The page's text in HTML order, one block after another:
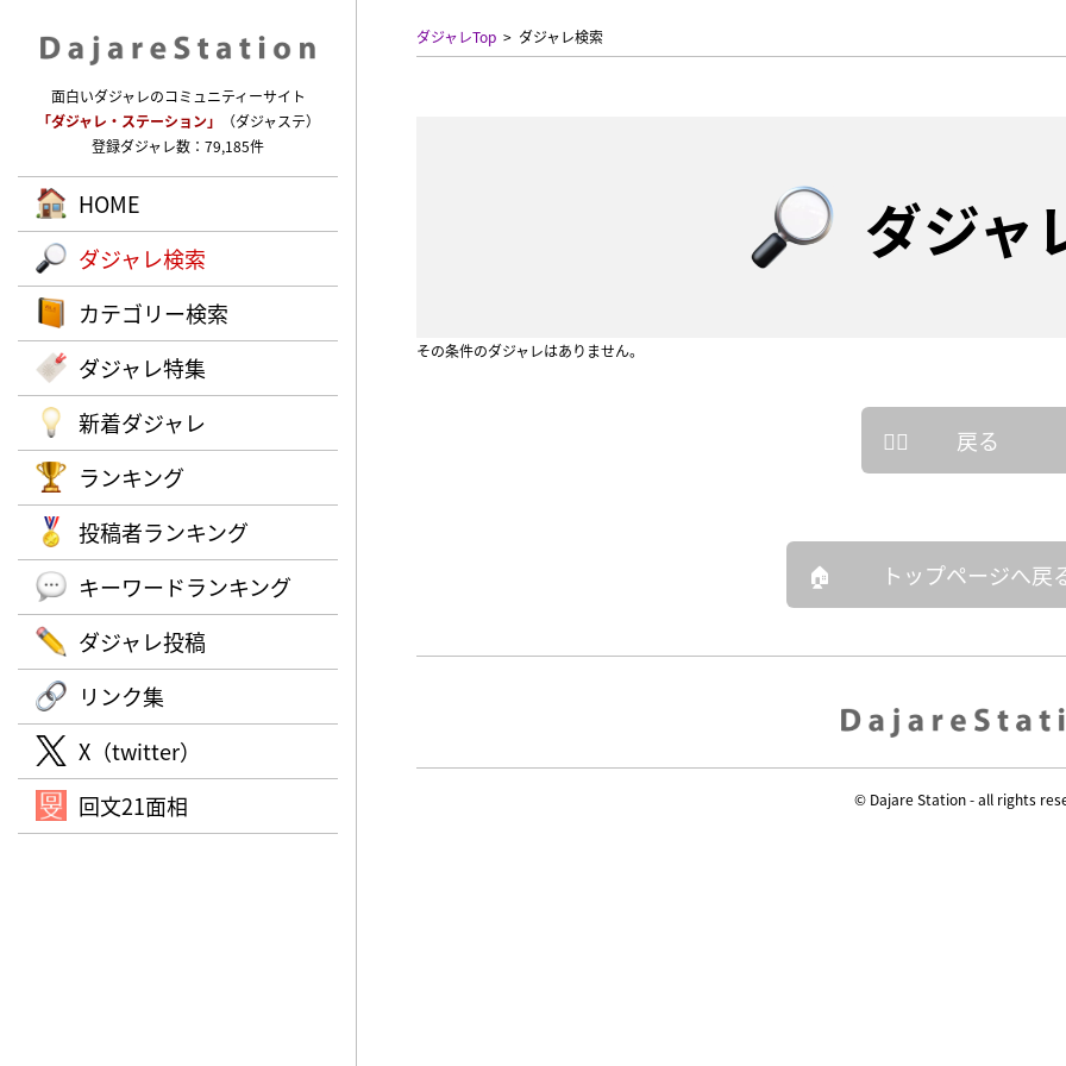
面白いダジャレのコミュニティーサイト
「ダジャレ・ステーション」
（ダジャステ）
登録ダジャレ数：79,185件
HOME
ダジャレ検索
カテゴリー検索
ダジャレ特集
新着ダジャレ
ランキング
投稿者ランキング
キーワードランキング
ダジャレ投稿
リンク集
X（twitter）
回文21面相
ダジャレTop ダジャレ検索
ダジャ
その条件のダジャレはありません。
戻る
トップページへ戻
© Dajare Station - all rights